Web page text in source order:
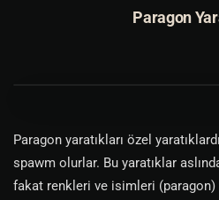
Paragon
Paragon yaratıkları özel
spawm olurlar. Bu yaratıklar
fakat renkleri ve isimleri (paragon)